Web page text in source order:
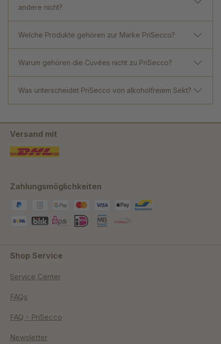
andere nicht?
Welche Produkte gehören zur Marke PriSecco?
Warum gehören die Cuvées nicht zu PriSecco?
Was unterscheidet PriSecco von alkoholfreiem Sekt?
Versand mit
Zahlungsmöglichkeiten
Shop Service
Service Center
FAQs
FAQ - PriSecco
Newsletter